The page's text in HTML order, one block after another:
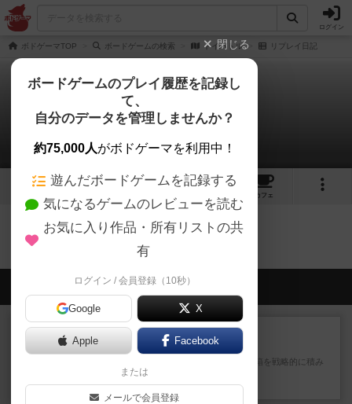
ログイン
ボドゲーマTOP ボードゲームの検索 トイバトル リプレイ日記
トイバトル
0件のリプレイ日記
1 4
カフェ
トイバトルのトップに戻る
会員の新しい投稿
ルール/インスト
マーケットフレッシュ
目的あなたの店先に農産物の木箱を戦略的に積み
重ねて在庫を最大化し、競合...
35分前by jurong
閉じる
ボードゲームのプレイ履歴を記録し
て、
自分のデータを管理しませんか？
約75,000人がボドゲーマを利用中！
遊んだボードゲームを記録する
気になるゲームのレビューを読む
お気に入り作品・所有リストの共
有
ログイン / 会員登録（10秒）
Google X
Apple Facebook
または
メールで会員登録